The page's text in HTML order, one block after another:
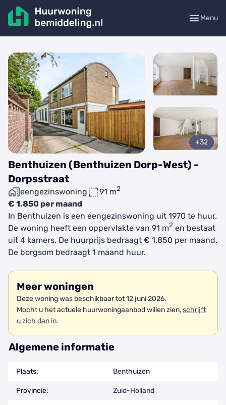
Menu
Benthuizen (Benthuizen Dorp-West) -
Dorpsstraat
eengezinswoning 91 m2
€ 1.850 per maand
+32
In Benthuizen is een eengezinswoning uit 1970 te huur.
De woning heeft een oppervlakte van 91 m2 en bestaat
uit 4 kamers. De huurprijs bedraagt € 1.850 per maand.
De borgsom bedraagt 1 maand huur.
Meer woningen
Deze woning was beschikbaar tot 12 juni 2026.
Mocht u het actuele huurwoningaanbod willen zien,schrijft
u zich dan in.
Algemene informatie
Plaats: Benthuizen
Provincie: Zuid-Holland